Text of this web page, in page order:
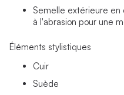
Semelle extérieure en
à l'abrasion pour une
Éléments stylistiques
Cuir
Suède